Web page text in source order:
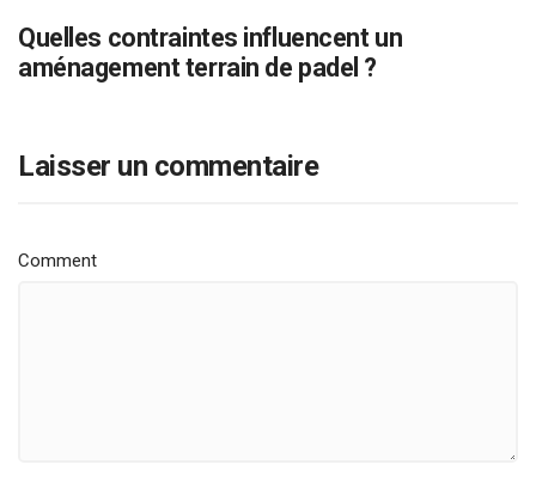
Quelles contraintes influencent un
aménagement terrain de padel ?
Laisser un commentaire
Comment